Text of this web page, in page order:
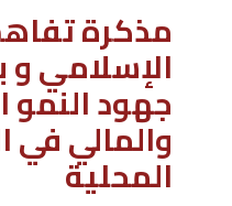
مذكرة
الإسلامي و
جهود النمو
والمالي
المحلية